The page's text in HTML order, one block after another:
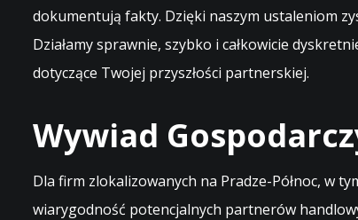
dokumentują fakty. Dzięki naszym ustaleniom
Działamy sprawnie, szybko i całkowicie
dotyczące Twojej przyszłości partnerskiej.
Wywiad
Dla firm zlokalizowanych na Pradze-Północ, w
wiarygodność potencjalnych partnerów